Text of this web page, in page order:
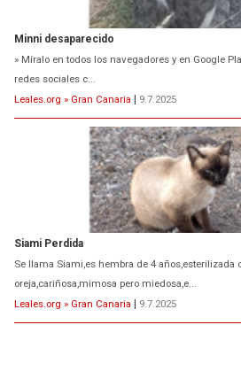
Siami Perdida
Se llama Siami,es hembra de 4 años,esterilizada
oreja,cariñosa,mimosa pero miedosa,e...
Leales.org » Gran Canaria
9.7.2025
ADOPCIÓN URGENTE GATA TEROR GRAN
El ayuntamiento se va a llevar a Los Gatos
días, ella incluida...
Leales.org » Gran Canaria
9.7.2025